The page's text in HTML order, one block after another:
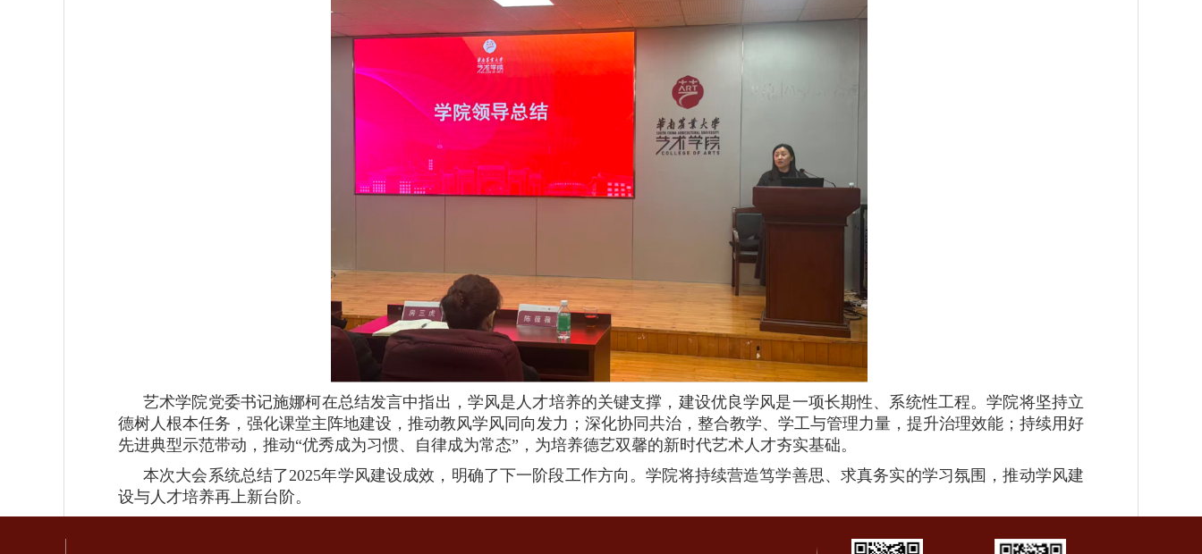
艺术学院党委书记施娜柯在总结发言中指出，学风是人才培养的关键支撑，建设优良学风是一项长期性、系统性工程。学院将坚持立
德树人根本任务，强化课堂主阵地建设，推动教风学风同向发力；深化协同共治，整合教学、学工与管理力量，提升治理效能；持续用好
先进典型示范带动，推动“优秀成为习惯、自律成为常态”，为培养德艺双馨的新时代艺术人才夯实基础。
本次大会系统总结了2025年学风建设成效，明确了下一阶段工作方向。学院将持续营造笃学善思、求真务实的学习氛围，推动学风建
设与人才培养再上新台阶。